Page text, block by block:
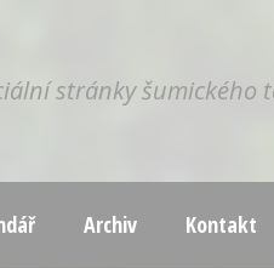
stránky šumického
Archiv Kontakt